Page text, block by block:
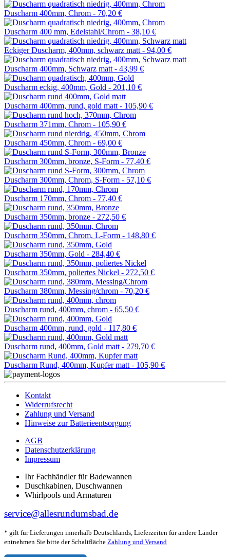
Duscharm 400mm, Chrom - 70,20 €
Duscharm 400 mm, Edelstahl/Chrom - 38,10 €
Eckiger Duscharm, 400mm, schwarz matt - 94,00 €
Duscharm 400mm, Schwarz matt - 43,99 €
Duscharm eckig, 400mm, Gold - 201,10 €
Duscharm 400mm, rund, gold matt - 105,90 €
Duscharm 371mm, Chrom - 105,90 €
Duscharm 450mm, Chrom - 69,00 €
Duscharm 300mm, bronze, S-Form - 77,40 €
Duscharm 300mm, Chrom, S-Form - 57,10 €
Duscharm 170mm, Chrom - 77,40 €
Duscharm 350mm, bronze - 272,50 €
Duscharm 350mm, Chrom, L-Form - 148,80 €
Duscharm 350mm, Gold - 284,40 €
Duscharm 350mm, poliertes Nickel - 272,50 €
Duscharm 380mm, Messing/chrom - 70,20 €
Duscharm rund, 400mm, chrom - 65,50 €
Duscharm 400mm, rund, gold - 117,80 €
Duscharm rund, 400mm, Gold matt - 279,70 €
Duscharm Rund, 400mm, Kupfer matt - 105,90 €
Kontakt
Widerrufsrecht
Zahlung und Versand
Hinweise zur Batterieentsorgung
AGB
Datenschutzerklärung
Impressum
Ihr Fachhändler für Badewannen
Duschkabinen, Duschwannen
Whirlpools und Armaturen
service@allesrundumsbad.de
* gilt für Lieferungen innerhalb Deutschlands, Lieferzeiten für andere Länder
entnehmen Sie bitte der Schaltfläche Zahlung und Versand